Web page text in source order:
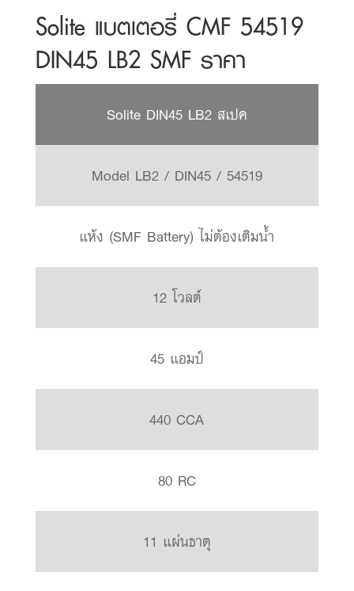
54519
quantity
Solite แบตเตอรี่ CMF 54519
DIN45 LB2 SMF ราคา
Solite DIN45 LB2 สเปค
Model LB2 / DIN45 / 54519
แห้ง (SMF Battery) ไม่ต้องเติมน้ำ
12 โวลต์
45 แอมป์
440 CCA
80 RC
11 แผ่นธาตุ